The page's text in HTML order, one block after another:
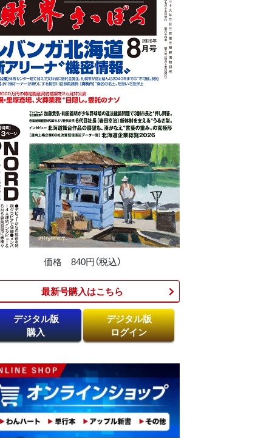
価格 840円（税込）
最新号購入はこちら​
デジタル版
購入
デジタル版
ログイン